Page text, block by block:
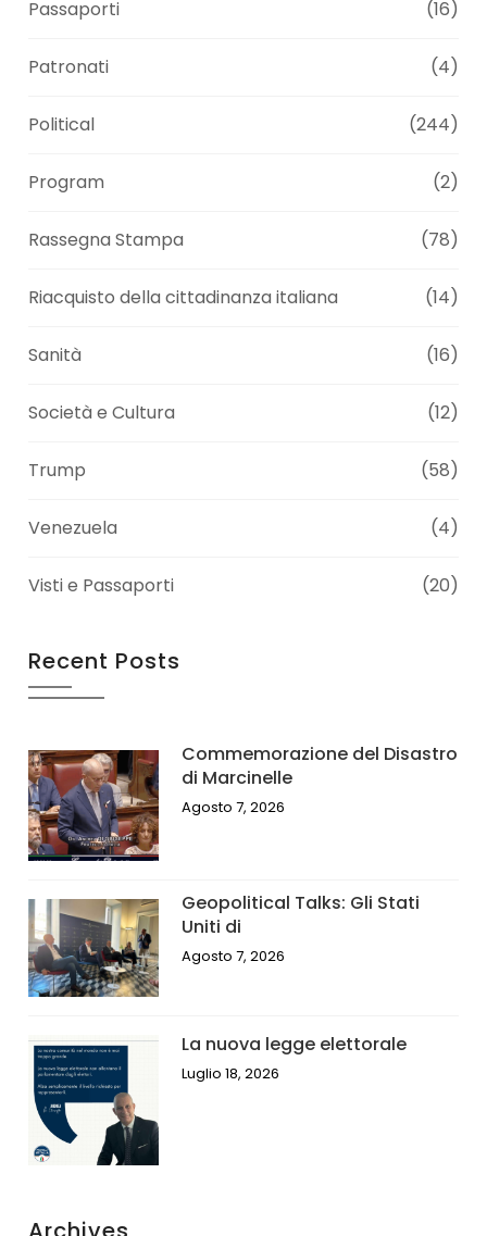
Passaporti (16)
Patronati (4)
Political (244)
Program (2)
Rassegna Stampa (78)
Riacquisto della cittadinanza italiana (14)
Sanità (16)
Società e Cultura (12)
Trump (58)
Venezuela (4)
Visti e Passaporti (20)
Recent Posts
Commemorazione del Disastro
di Marcinelle
Agosto 7, 2026
Geopolitical Talks: Gli Stati
Uniti di
Agosto 7, 2026
La nuova legge elettorale
Luglio 18, 2026